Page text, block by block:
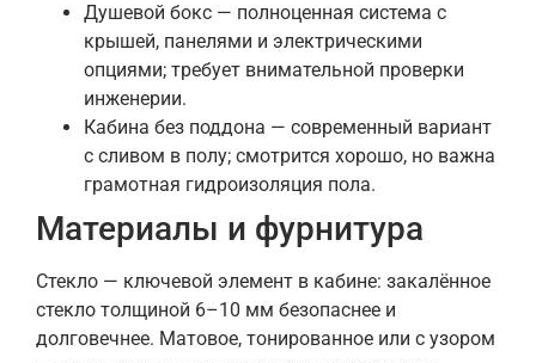
Душевой бокс — полноценная система с
крышей, панелями и электрическими
опциями; требует внимательной проверки
инженерии.
Кабина без поддона — современный вариант
с сливом в полу; смотрится хорошо, но важна
грамотная гидроизоляция пола.
Материалы и фурнитура
Стекло — ключевой элемент в кабине: закалённое
стекло толщиной 6–10 мм безопаснее и
долговечнее. Матовое, тонированное или с узором